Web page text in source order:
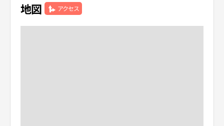
地図 アクセス